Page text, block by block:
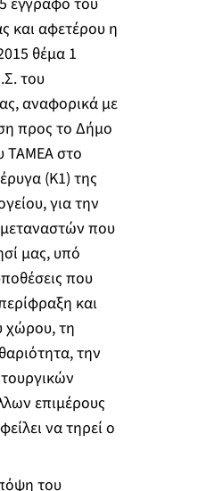
και αφετέρου η
θέμα 1
του
αναφορικά με
προς το Δήμο
ΤΑΜΕΑ στο
(Κ1) της
για την
που
μας, υπό
που
και
χώρου, τη
την
επιμέρους
να τηρεί ο
του